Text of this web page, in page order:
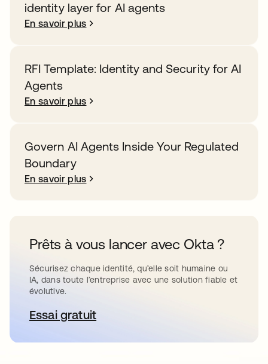
identity layer for AI agents
En savoir plus
RFI Template: Identity and Security for AI
Agents
En savoir plus
Govern AI Agents Inside Your Regulated
Boundary
En savoir plus
Prêts à vous lancer avec Okta ?
Sécurisez chaque identité, qu’elle soit humaine ou
IA, dans toute l’entreprise avec une solution fiable et
évolutive.
Essai gratuits’ouvre dans un nouvel onglet